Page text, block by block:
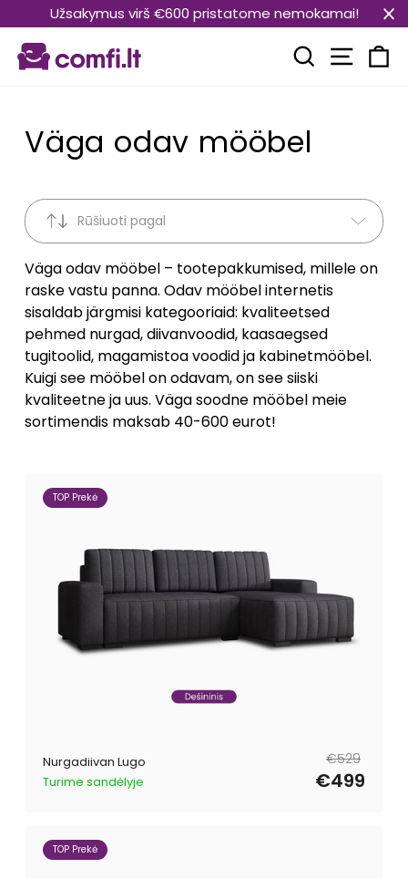
Translation
missing:
et.general.accessibility.skip_to_content
Užsakymus virš €600 pristatome nemokamai!
Translation
Väga odav mööbel
Rūšiuoti pagal
Väga odav mööbel – tootepakkumised, millele on
raske vastu panna. Odav mööbel internetis
sisaldab järgmisi kategooriaid: kvaliteetsed
pehmed nurgad, diivanvoodid, kaasaegsed
tugitoolid, magamistoa voodid ja kabinetmööbel.
Kuigi see mööbel on odavam, on see siiski
kvaliteetne ja uus. Väga soodne mööbel meie
sortimendis maksab 40-600 eurot!
TOP Prekė
Nurgadiivan Lugo
Turime sandėlyje
Tavahind
€529
Müügihind
€499
TOP Prekė